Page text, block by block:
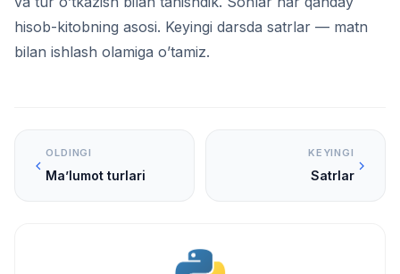
hisob-kitobning asosi. Keyingi darsda satrlar — matn
bilan ishlash olamiga o’tamiz.
OLDINGI
Ma’lumot turlari
KEYINGI
Satrlar